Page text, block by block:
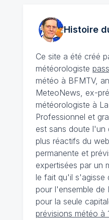
Histoire
Ce site a été créé
météorologiste
météo à BFMTV,
MeteoNews, ex-
météorologiste à
Professionnel et
est sans doute l'un
plus réactifs du
permanente et
expertisées par un
le fait qu'il s'agisse
pour l'ensemble de
pour la seule
prévisions météo à